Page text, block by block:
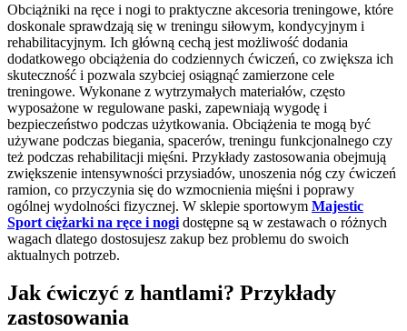
Obciążniki na ręce i nogi to praktyczne akcesoria treningowe, które
doskonale sprawdzają się w treningu siłowym, kondycyjnym i
rehabilitacyjnym. Ich główną cechą jest możliwość dodania
dodatkowego obciążenia do codziennych ćwiczeń, co zwiększa ich
skuteczność i pozwala szybciej osiągnąć zamierzone cele
treningowe. Wykonane z wytrzymałych materiałów, często
wyposażone w regulowane paski, zapewniają wygodę i
bezpieczeństwo podczas użytkowania. Obciążenia te mogą być
używane podczas biegania, spacerów, treningu funkcjonalnego czy
też podczas rehabilitacji mięśni. Przykłady zastosowania obejmują
zwiększenie intensywności przysiadów, unoszenia nóg czy ćwiczeń
ramion, co przyczynia się do wzmocnienia mięśni i poprawy
ogólnej wydolności fizycznej. W sklepie sportowym Majestic
Sport ciężarki na ręce i nogi dostępne są w zestawach o różnych
wagach dlatego dostosujesz zakup bez problemu do swoich
aktualnych potrzeb.
Jak ćwiczyć z hantlami? Przykłady
zastosowania